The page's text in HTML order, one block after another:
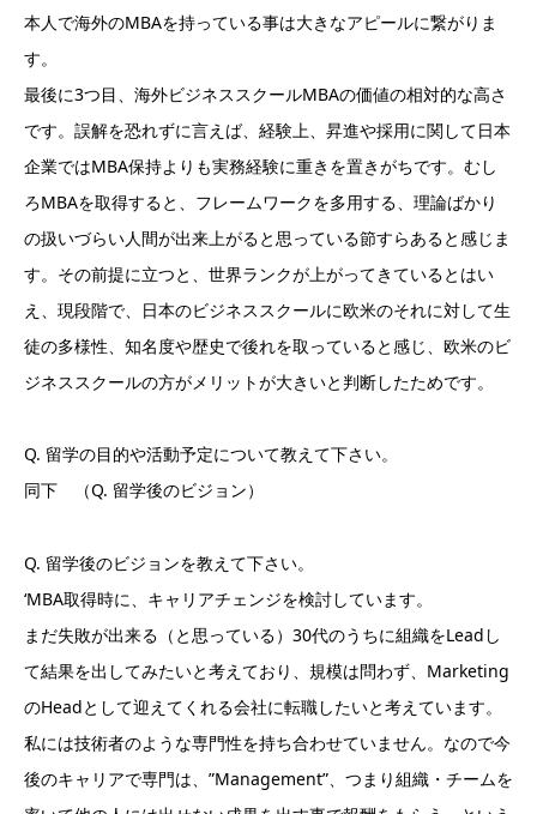
本人で海外のMBAを持っている事は大きなアピールに繋がりま
す。
最後に3つ目、海外ビジネススクールMBAの価値の相対的な高さ
です。誤解を恐れずに言えば、経験上、昇進や採用に関して日本
企業ではMBA保持よりも実務経験に重きを置きがちです。むし
ろMBAを取得すると、フレームワークを多用する、理論ばかり
の扱いづらい人間が出来上がると思っている節すらあると感じま
す。その前提に立つと、世界ランクが上がってきているとはい
え、現段階で、日本のビジネススクールに欧米のそれに対して生
徒の多様性、知名度や歴史で後れを取っていると感じ、欧米のビ
ジネススクールの方がメリットが大きいと判断したためです。
Q. 留学の目的や活動予定について教えて下さい。
同下 （Q. 留学後のビジョン）
Q. 留学後のビジョンを教えて下さい。
‘MBA取得時に、キャリアチェンジを検討しています。
まだ失敗が出来る（と思っている）30代のうちに組織をLeadし
て結果を出してみたいと考えており、規模は問わず、Marketing
のHeadとして迎えてくれる会社に転職したいと考えています。
私には技術者のような専門性を持ち合わせていません。なので今
後のキャリアで専門は、”Management”、つまり組織・チームを